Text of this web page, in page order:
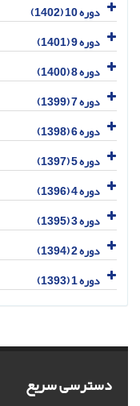
دوره 10 (1402)
دوره 9 (1401)
دوره 8 (1400)
دوره 7 (1399)
دوره 6 (1398)
دوره 5 (1397)
دوره 4 (1396)
دوره 3 (1395)
دوره 2 (1394)
دوره 1 (1393)
دسترسی سریع